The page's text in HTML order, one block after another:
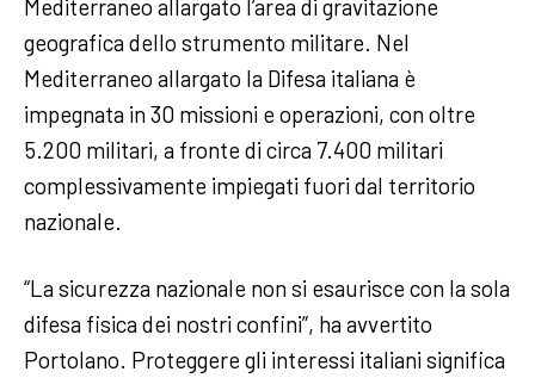
Mediterraneo allargato l’area di gravitazione
geografica dello strumento militare. Nel
Mediterraneo allargato la Difesa italiana è
impegnata in 30 missioni e operazioni, con oltre
5.200 militari, a fronte di circa 7.400 militari
complessivamente impiegati fuori dal territorio
nazionale.
“La sicurezza nazionale non si esaurisce con la sola
difesa fisica dei nostri confini”, ha avvertito
Portolano. Proteggere gli interessi italiani significa